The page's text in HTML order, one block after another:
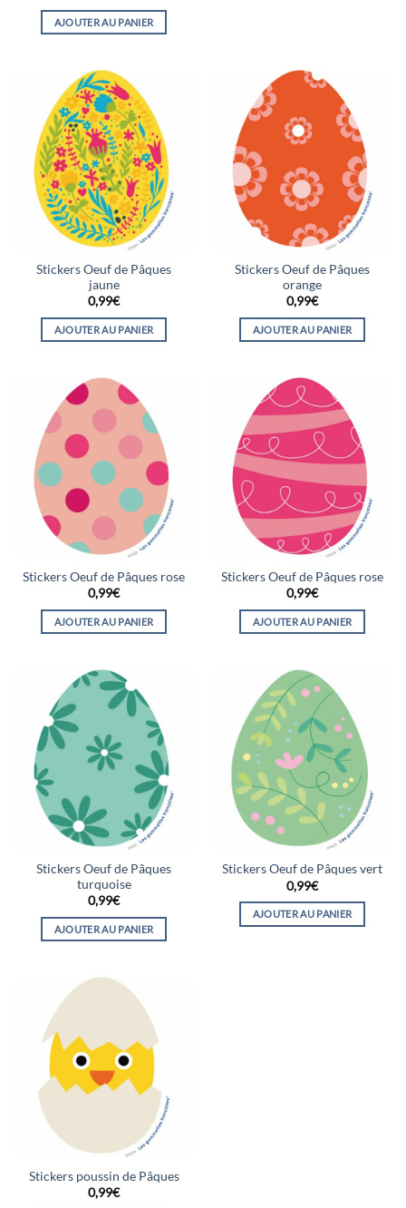
5
AJOUTER AU PANIER
Stickers Oeuf de Pâques
jaune
0,99€
AJOUTER AU PANIER
Stickers Oeuf de Pâques
orange
0,99€
AJOUTER AU PANIER
Stickers Oeuf de Pâques rose
0,99€
AJOUTER AU PANIER
Stickers Oeuf de Pâques rose
0,99€
AJOUTER AU PANIER
Stickers Oeuf de Pâques
turquoise
0,99€
AJOUTER AU PANIER
Stickers Oeuf de Pâques vert
0,99€
AJOUTER AU PANIER
Stickers poussin de Pâques
0,99€